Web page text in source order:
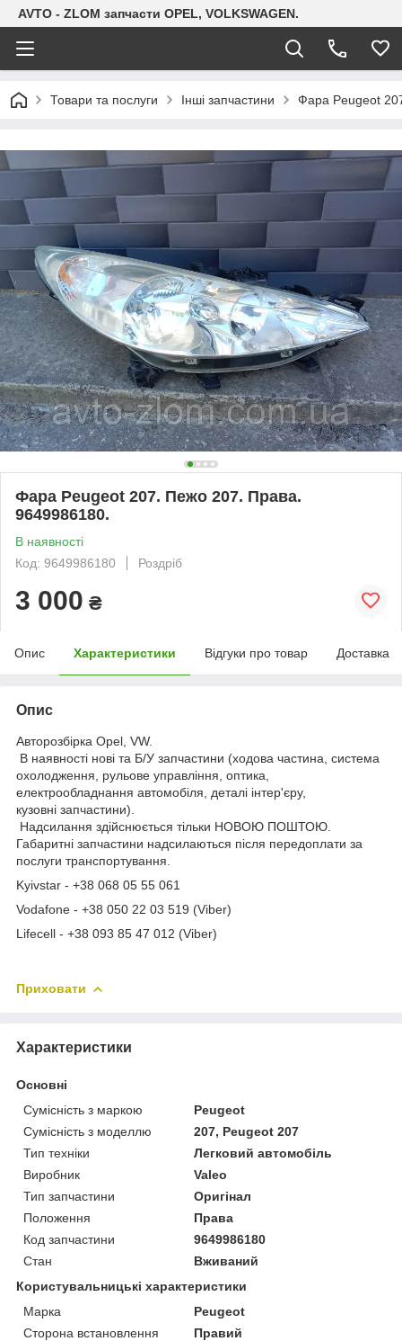
AVTO - ZLOM запчасти OPEL, VOLKSWAGEN.
Товари та послуги Інші запчастини Фара Peugeot
Фара Peugeot 207. Пежо 207. Права.
9649986180.
В наявності
Код: 9649986180
Роздріб
3 000 ₴
Опис Характеристики Відгуки про товар Доставка
Опис
Авторозбірка Opel, VW.
В наявності нові та Б/У запчастини (ходова частина, система
охолодження, рульове управління, оптика,
електрообладнання автомобіля, деталі інтер'єру,
кузовні запчастини).
Надсилання здійснюється тільки НОВОЮ ПОШТОЮ.
Габаритні запчастини надсилаються після передоплати за
послуги транспортування.
Kyivstar - +38 068 05 55 061
Vodafone - +38 050 22 03 519 (Viber)
Lifecell - +38 093 85 47 012 (Viber)
Приховати
Характеристики
Основні
Сумісність з маркою
Peugeot
Сумісність з моделлю
207, Peugeot 207
Тип техніки
Легковий автомобіль
Виробник
Valeo
Тип запчастини
Оригінал
Положення
Права
Код запчастини
9649986180
Стан
Вживаний
Користувальницькі характеристики
Марка
Peugeot
Сторона встановлення
Правий